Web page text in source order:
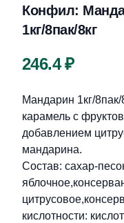
Конфил:
1кг/8пак/8кг
246.4 ₽
Описание
Мандарин 1кг/8пак/
карамель с
добавлением
мандарина.
Состав: сахар-
кислотности: